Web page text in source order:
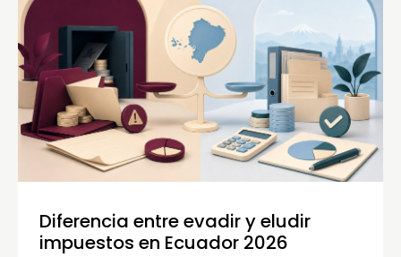
Diferencia entre evadir y eludir
impuestos en Ecuador 2026